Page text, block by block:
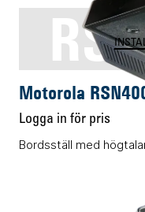
Motorola
Logga in för pris
Bordsställ med